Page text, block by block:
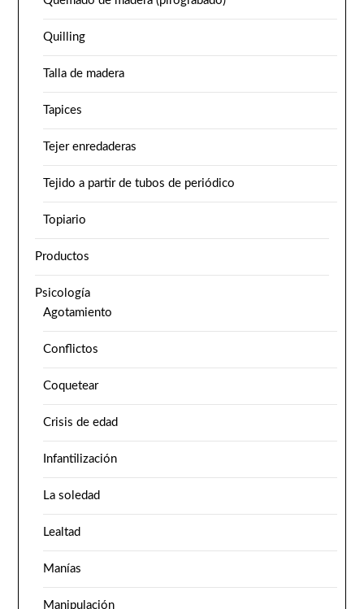
Quilling
Talla de madera
Tapices
Tejer enredaderas
Tejido a partir de tubos de periódico
Topiario
Productos
Psicología
Agotamiento
Conflictos
Coquetear
Crisis de edad
Infantilización
La soledad
Lealtad
Manías
Manipulación